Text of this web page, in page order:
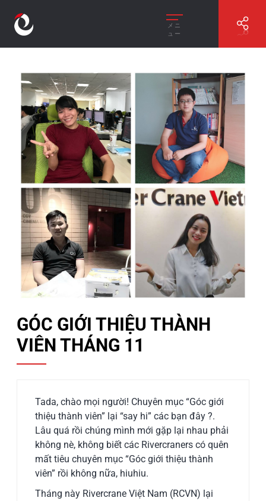
メニ
ュー
//GÓC GIỚI THIỆU THÀNH VIÊN THÁNG 11
GÓC GIỚI THIỆU THÀNH
VIÊN THÁNG 11
Tada, chào mọi người! Chuyên mục “Góc giới
thiệu thành viên” lại “say hi” các bạn đây?.
Lâu quá rồi chúng mình mới gặp lại nhau phải
không nè, không biết các Rivercraners có quên
mất tiêu chuyên mục “Góc giới thiệu thành
viên” rồi không nữa, hiuhiu.
Tháng này Rivercrane Việt Nam (RCVN) lại